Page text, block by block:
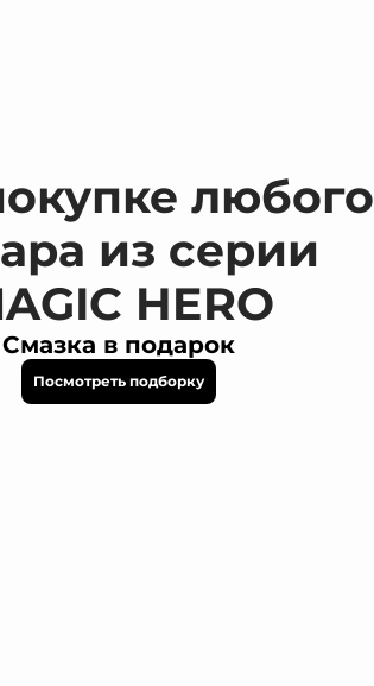
любого
из серии
HERO
Смазка в подарок
Посмотреть подборку